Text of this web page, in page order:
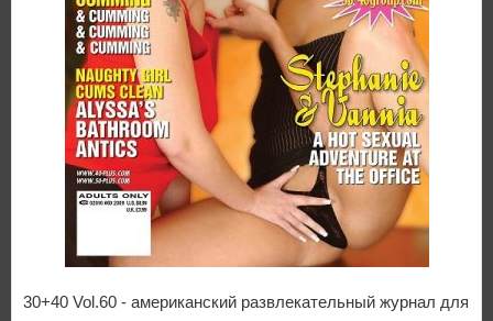
30+40 Vol.60 - американский развлекательный журнал для